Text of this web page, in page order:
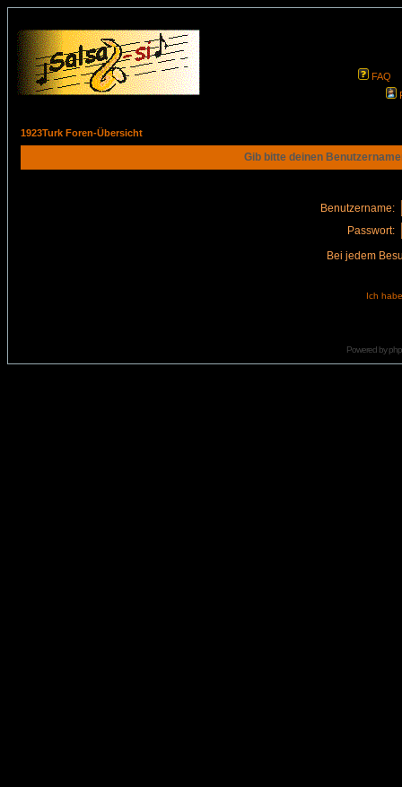
FAQ
1923Turk Foren-Übersicht
Gib bitte deinen
Benutzername:
Passwort:
Bei jedem
Ich
Powered by